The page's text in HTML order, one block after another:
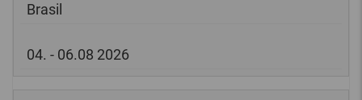
Brasil
04. - 06.08 2026